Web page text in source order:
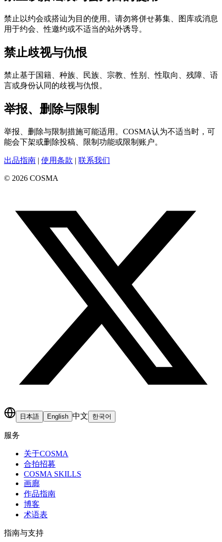
禁止以约会或搭讪为目的使用。请勿将併せ募集、图库或消息
用于约会、性邀约或不适当的站外诱导。
禁止歧视与仇恨
禁止基于国籍、种族、民族、宗教、性别、性取向、残障、语
言或身份认同的歧视与仇恨。
举报、删除与限制
举报、删除与限制措施可能适用。COSMA认为不适当时，可
能会下架或删除投稿、限制功能或限制账户。
出品指南 | 使用条款 | 联系我们
© 2026 COSMA
日本語 English 中文 한국어
服务
关于COSMA
合拍招募
COSMA SKILLS
画廊
作品指南
博客
术语表
指南与支持